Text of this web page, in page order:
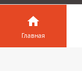
О нас
Главная